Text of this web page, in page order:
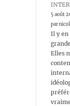
5 août
par
Il y en
Elles